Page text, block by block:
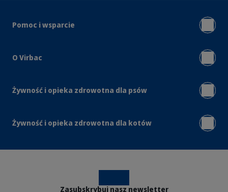
Pomoc i wsparcie
O Virbac
Żywność i opieka zdrowotna dla psów
Żywność i opieka zdrowotna dla kotów
Zasubskrybuj nasz newsletter